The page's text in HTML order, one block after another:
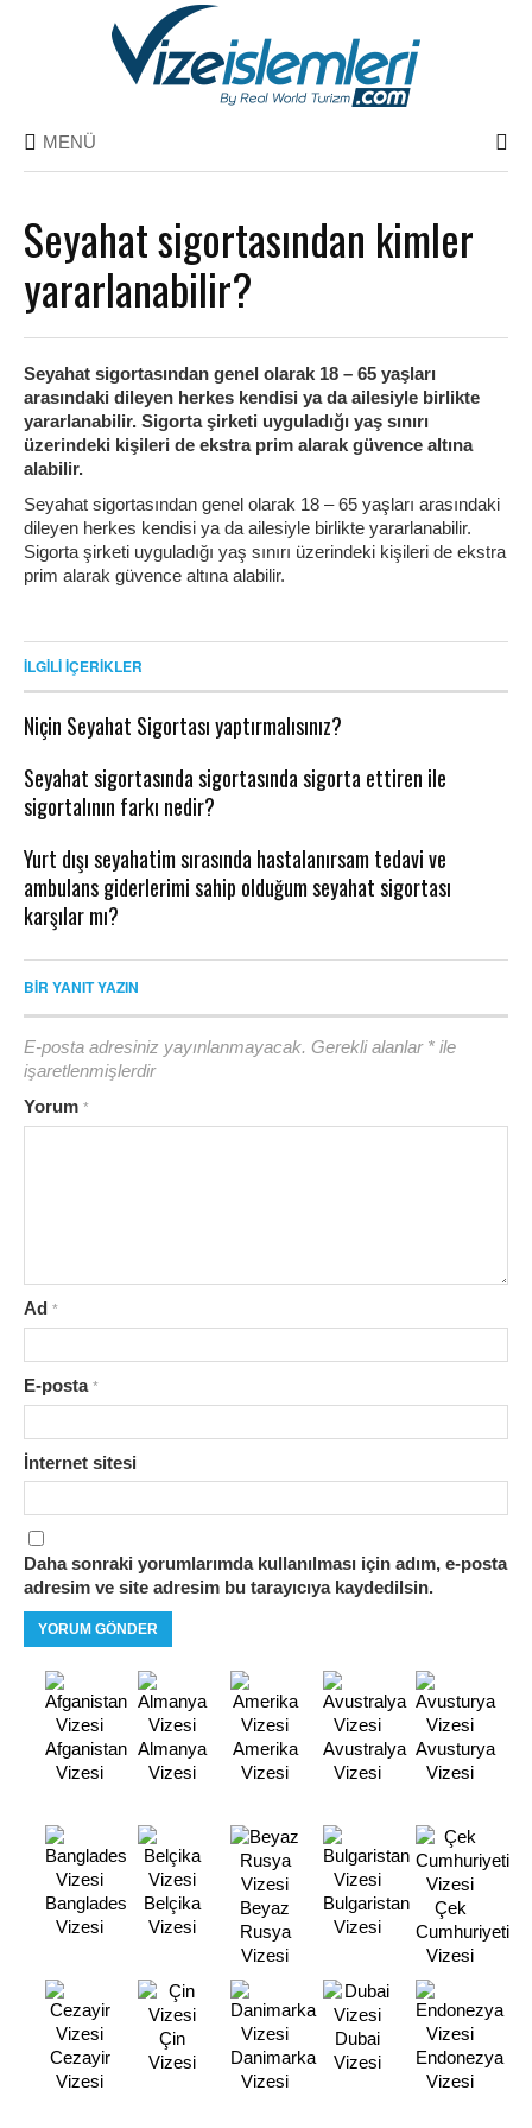
MENÜ
Seyahat sigortasından kimler
yararlanabilir?
Seyahat sigortasından genel olarak 18 – 65 yaşları
arasındaki dileyen herkes kendisi ya da ailesiyle birlikte
yararlanabilir. Sigorta şirketi uyguladığı yaş sınırı
üzerindeki kişileri de ekstra prim alarak güvence altına
alabilir.
Seyahat sigortasından genel olarak 18 – 65 yaşları arasındaki
dileyen herkes kendisi ya da ailesiyle birlikte yararlanabilir.
Sigorta şirketi uyguladığı yaş sınırı üzerindeki kişileri de ekstra
prim alarak güvence altına alabilir.
İLGILI İÇERIKLER
Niçin Seyahat Sigortası yaptırmalısınız?
Seyahat sigortasında sigortasında sigorta ettiren ile
sigortalının farkı nedir?
Yurt dışı seyahatim sırasında hastalanırsam tedavi ve
ambulans giderlerimi sahip olduğum seyahat sigortası
karşılar mı?
BIR YANIT YAZIN
E-posta adresiniz yayınlanmayacak. Gerekli alanlar * ile
işaretlenmişlerdir
Yorum *
Ad *
E-posta *
İnternet sitesi
Daha sonraki yorumlarımda kullanılması için adım, e-posta
adresim ve site adresim bu tarayıcıya kaydedilsin.
Afganistan
Vizesi
Almanya
Vizesi
Amerika
Vizesi
Avustralya
Vizesi
Avusturya
Vizesi
Banglades
Vizesi
Belçika
Vizesi
Beyaz
Rusya
Vizesi
Bulgaristan
Vizesi
Çek
Cumhuriyeti
Vizesi
Cezayir
Vizesi
Çin
Vizesi
Danimarka
Vizesi
Dubai
Vizesi
Endonezya
Vizesi